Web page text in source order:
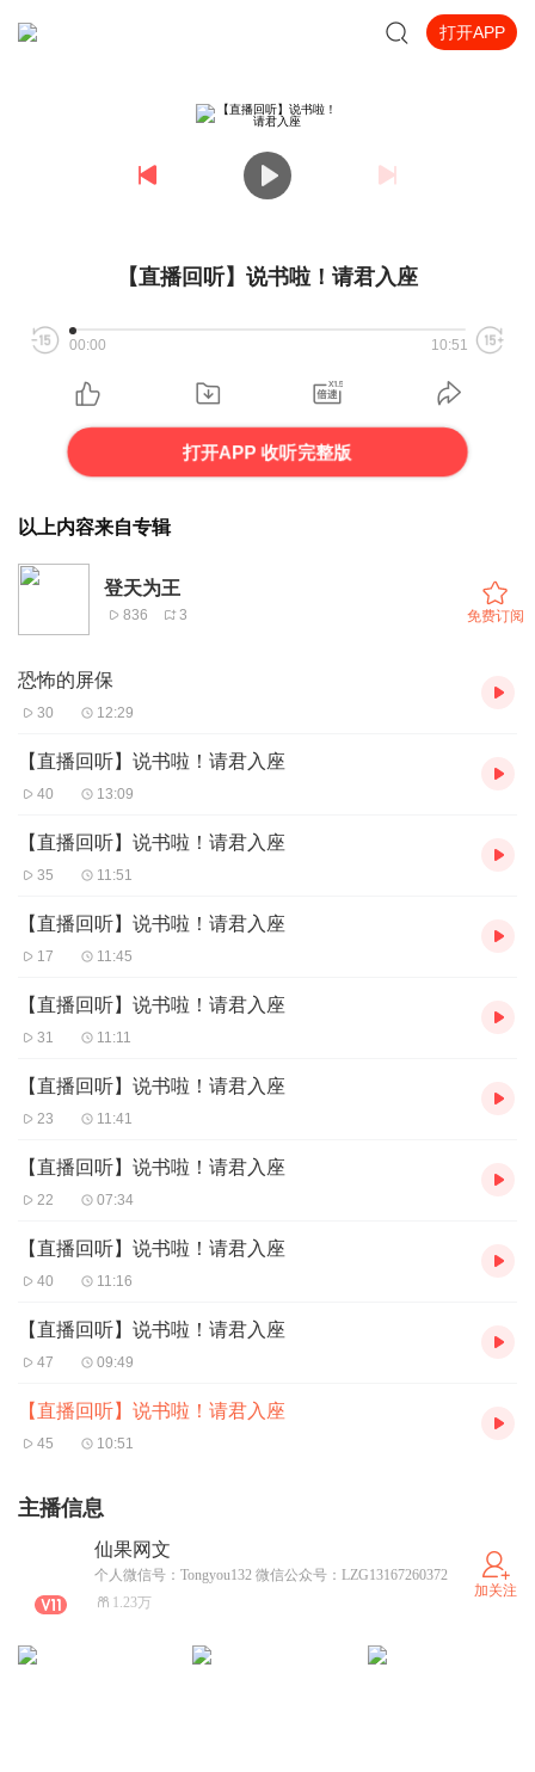
打开APP
【直播回听】说书啦！请君入座
00:00 10:51
打开APP 收听完整版
以上内容来自专辑
登天为王
836 3 免费订阅
恐怖的屏保
30 12:29
【直播回听】说书啦！请君入座
40 13:09
【直播回听】说书啦！请君入座
35 11:51
【直播回听】说书啦！请君入座
17 11:45
【直播回听】说书啦！请君入座
31 11:11
【直播回听】说书啦！请君入座
23 11:41
【直播回听】说书啦！请君入座
22 07:34
【直播回听】说书啦！请君入座
40 11:16
【直播回听】说书啦！请君入座
47 09:49
【直播回听】说书啦！请君入座
45 10:51
主播信息
仙果网文
个人微信号：Tongyou132 微信公众号：LZG13167260372
1.23万
加关注